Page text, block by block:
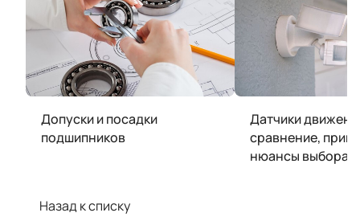
Допуски и посадки
подшипников
Датчики
сравнение,
нюансы выбора
Назад к списку